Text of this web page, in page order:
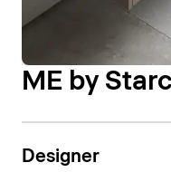
ME by
Designer